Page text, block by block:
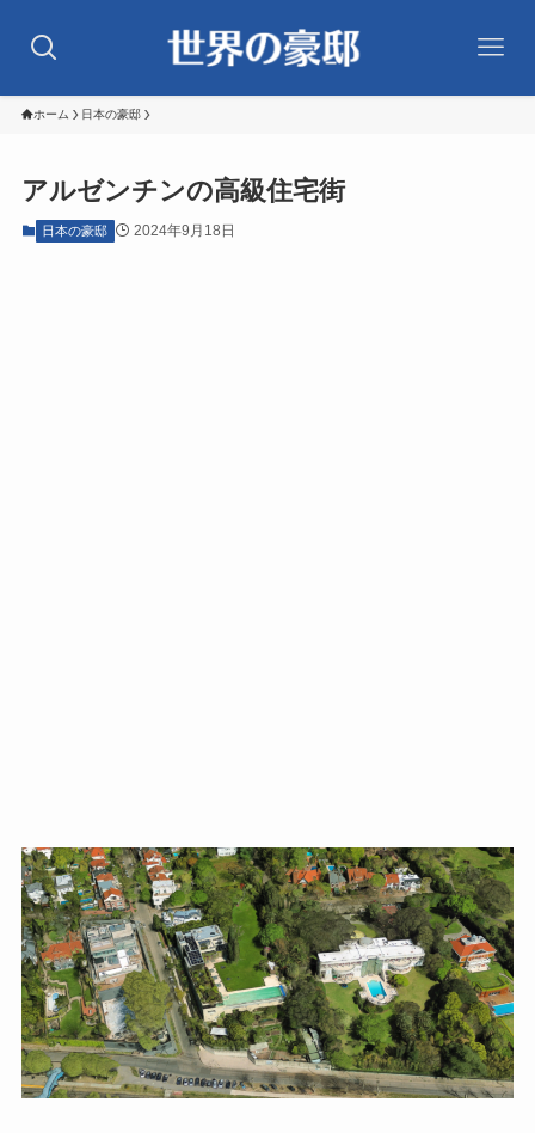
ホーム 日本の豪邸
アルゼンチンの高級住宅街
日本の豪邸 2024年9月18日